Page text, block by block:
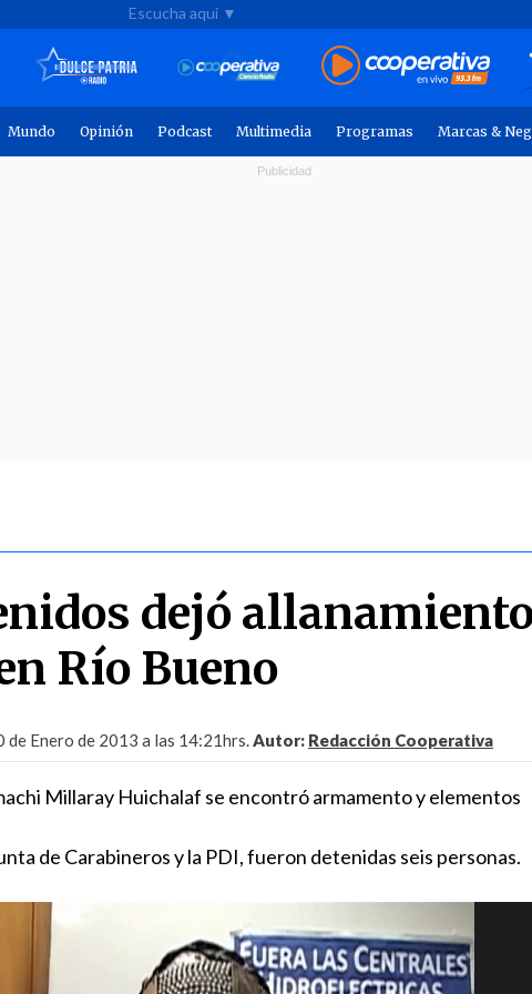
Escucha aquí ▼
Mundo Opinión Podcast Multimedia Programas Marcas &
dejó
Río Bueno
de Enero de 2013 a las 14:21hrs.Autor: Redacción Cooperativa
Millaray Huichalaf se encontró armamento y elementos
de Carabineros y la PDI, fueron detenidas seis personas.